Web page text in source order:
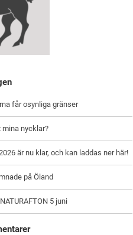
får osynliga gränser
nycklar?
är nu klar, och kan laddas ner här!
på Öland
5 juni